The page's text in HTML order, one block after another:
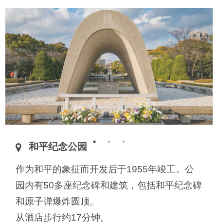
和平纪念公园
作为和平的象征而开发后于1955年竣工。公
园内有50多座纪念碑和建筑，包括和平纪念碑
和原子弹爆炸圆顶。
从酒店步行约17分钟。